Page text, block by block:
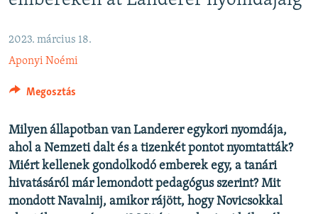
VILÁG
KLÍMAVÁLTOZÁS
A MÚLT TANULSÁGAI
KÖVESSEN MINKET!
Valamennyi RFE/RL weboldal
2023. március 18.
Aponyi Noémi
Megosztás
Milyen állapotban van Landerer egykori nyomdája,
ahol a Nemzeti dalt és a tizenkét pontot nyomtatták?
Miért kellenek gondolkodó emberek egy, a tanári
hivatásáról már lemondott pedagógus szerint? Mit
mondott Navalnij, amikor rájött, hogy Novicsokkal